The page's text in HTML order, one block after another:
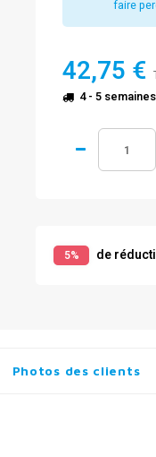
faire
42,75 €
4 - 5 semaines
5% de
Photos des clients